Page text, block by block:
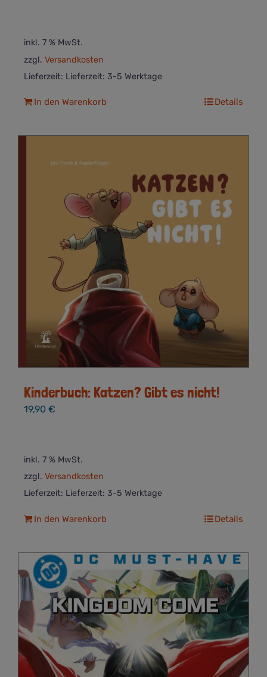
inkl. 7 % MwSt.
zzgl. Versandkosten
Lieferzeit: Lieferzeit: 3-5 Werktage
In den Warenkorb Details
Kinderbuch: Katzen? Gibt es nicht!
19,90 €
inkl. 7 % MwSt.
zzgl. Versandkosten
Lieferzeit: Lieferzeit: 3-5 Werktage
In den Warenkorb Details